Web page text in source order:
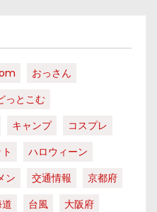
おっさん
っとこむ
キャンプ
コスプレ
ハロウィーン
ン 交通情報
京都府
台風
大阪府